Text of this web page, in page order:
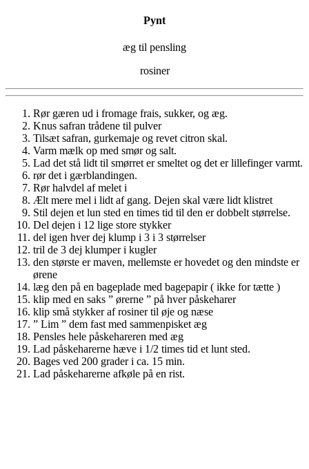
Pynt
æg til pensling
rosiner
Rør gæren ud i fromage frais, sukker, og æg.
Knus safran trådene til pulver
Tilsæt safran, gurkemaje og revet citron skal.
Varm mælk op med smør og salt.
Lad det stå lidt til smørret er smeltet og det er lillefinger varmt.
rør det i gærblandingen.
Rør halvdel af melet i
Ælt mere mel i lidt af gang. Dejen skal være lidt klistret
Stil dejen et lun sted en times tid til den er dobbelt størrelse.
Del dejen i 12 lige store stykker
del igen hver dej klump i 3 i 3 størrelser
tril de 3 dej klumper i kugler
den største er maven, mellemste er hovedet og den mindste er
ørene
læg den på en bageplade med bagepapir ( ikke for tætte )
klip med en saks ” ørerne ” på hver påskeharer
klip små stykker af rosiner til øje og næse
” Lim ” dem fast med sammenpisket æg
Pensles hele påskehareren med æg
Lad påskeharerne hæve i 1/2 times tid et lunt sted.
Bages ved 200 grader i ca. 15 min.
Lad påskeharerne afkøle på en rist.